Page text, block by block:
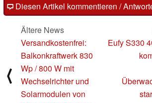
Diesen Artikel kommentieren /
⟨
Ältere News
Versandkostenfrei:
Balkonkraftwerk 830
Wp / 800 W mit
Wechselrichter und
Solarmodulen von
Eufy S330